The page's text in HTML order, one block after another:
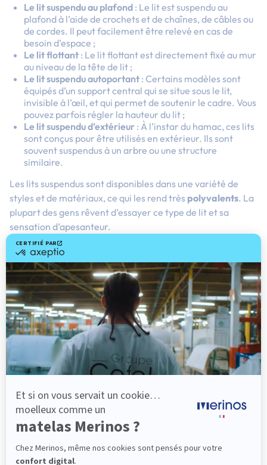
Le lit suspendu au plafond : Le lit est suspendu au
plafond à l’aide de crochets et de chaînes, de câbles ou
de cordes. Il peut facilement être relevé en cas de
besoin d’espace ;
Le lit flottant : Le lit flottant est directement fixé au mur
au niveau de la tête de lit ;
Le lit suspendu autoportant : Certains modèles sont
équipés d’un support central qui se situe sous le lit,
invisible à l’œil, et qui permet de soutenir le cadre. Vous
pouvez parfois régler la hauteur du lit ;
Le lit suspendu d’extérieur : À l’instar du hamac, ces lits
sont conçus pour être utilisés en extérieur. Ils sont
souvent suspendus à un arbre ou une structure
similaire.
Les lits suspendus sont disponibles dans une variété de
styles et de matériaux, ce qui les rend très polyvalents. La
plupart des gens rêvent d’essayer ce type de lit et sa
sensation d’apesanteur.
Si vous optez pour un lit suspendu, assurez-vous de
bénéficier d’une installation professionnelle.
LE LIT BAMBOU
Lelit en bambouest généralement ciblé pour sonstyle
uniqueet sa valeur ajoutée à la pièce. En plus d’être
esthétiquement attrayant, le bambou est écologique et
résiste bien aux insectes et aux moisissures. Toutes ces
caractéristiques font de lui unmatériau de literie idéal
style, du lit simple aulit King Size. Ils sont durables et
résistants, parfaits pour une utilisation quotidienne.
Le bambou est donc une alternative de literie très
intéressante aux lits traditionnels en bois ou en métal.